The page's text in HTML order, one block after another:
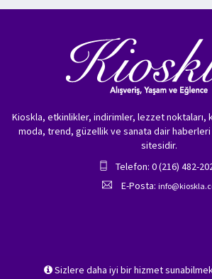
Sizlere daha iyi bir hizmet
Kioskla, etkinlikler, indirimler, lezzet noktaları,
moda, trend, güzellik ve sanata dair
sitesidir.
Telefon: 0 (216) 482-
E-Posta: